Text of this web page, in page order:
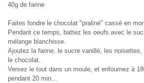
40g de farine
Faites fondre le chocolat "praliné" cassé en
Pendant ce temps, battez les oeufs avec le
mélange blanchisse.
Ajoutez la farine, le sucre vanillé, les
le chocolat.
Versez le tout dans un moule, et enfournez à
pendant 20 min...